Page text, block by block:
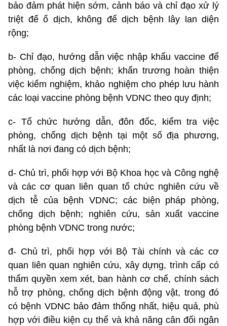
bảo đảm phát hiện sớm, cảnh báo và chỉ đạo xử lý
triệt để ổ dịch, không để dịch bệnh lây lan diện
rộng;
b- Chỉ đạo, hướng dẫn việc nhập khẩu vaccine để
phòng, chống dịch bệnh; khẩn trương hoàn thiện
việc kiểm nghiệm, khảo nghiệm cho phép lưu hành
các loại vaccine phòng bệnh VDNC theo quy định;
c- Tổ chức hướng dẫn, đôn đốc, kiểm tra việc
phòng, chống dịch bệnh tại một số địa phương,
nhất là nơi đang có dịch bệnh;
d- Chủ trì, phối hợp với Bộ Khoa học và Công nghệ
và các cơ quan liên quan tổ chức nghiên cứu về
dịch tễ của bệnh VDNC; các biện pháp phòng,
chống dịch bệnh; nghiên cứu, sản xuất vaccine
phòng bệnh VDNC trong nước;
đ- Chủ trì, phối hợp với Bộ Tài chính và các cơ
quan liên quan nghiên cứu, xây dựng, trình cấp có
thẩm quyền xem xét, ban hành cơ chế, chính sách
hỗ trợ phòng, chống dịch bệnh động vật, trong đó
có bệnh VDNC bảo đảm thống nhất, hiệu quả, phù
hợp với điều kiện cụ thể và khả năng cân đối ngân